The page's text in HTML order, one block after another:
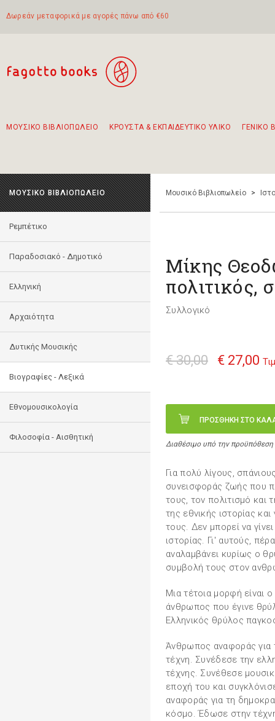
Δωρεάν μεταφορικά με αγορές πάνω από €60
ΜΟΥΣΙΚΟ ΒΙΒΛΙΟΠΩΛΕΙΟ ΚΡΟΥΣΤΑ & ΕΚΠΑΙΔΕΥΤΙΚΟ ΥΛΙΚΟ ΓΕΝΙΚΟ
ΜΟΥΣΙΚΟ ΒΙΒΛΙΟΠΩΛΕΙΟ
Ρεμπέτικο
Παραδοσιακό - Δημοτικό
Ελληνική
Αρχαιότητα
Δυτικής Μουσικής
Βιογραφίες - Λεξικά
Εθνομουσικολογία
Φιλοσοφία - Αισθητική
Μουσικό Βιβλιοπωλείο >
Μίκης
πολιτικός,
Συλλογικό
€ 30,00 € 27,00
ΠΡΟΣΘΗΚΗ ΣΤΟ
Διαθέσιμο υπό την
Για πολύ λίγους,
συνεισφοράς ζωής που
τους, τον πολιτισμό και
της εθνικής ιστορίας
τους. Δεν μπορεί να
ιστορίας. Γι' αυτούς,
αναλαμβάνει κυρίως ο
συμβολή τους στον
Μια τέτοια μορφή είναι
άνθρωπος που έγινε
Ελληνικός θρύλος
Άνθρωπος αναφοράς για
τέχνη. Συνέδεσε την
τέχνης. Συνέθεσε
εποχή του και
αναφοράς για τη
κόσμο. Έδωσε στην